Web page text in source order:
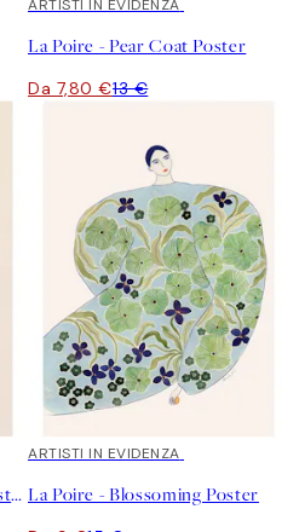
40%*
ARTISTI IN EVIDENZA
La Poire - Pear Coat Poster
Da 7,80 €13 €
La Poire - Turquoise Coat Poster
40%*
ARTISTI IN EVIDENZA
La Poire - Blossoming Poster